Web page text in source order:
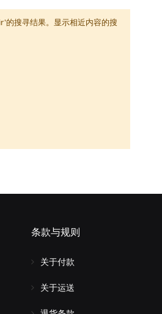
搜寻结果。显示相近内容的搜
条款与规则
关于付款
关于运送